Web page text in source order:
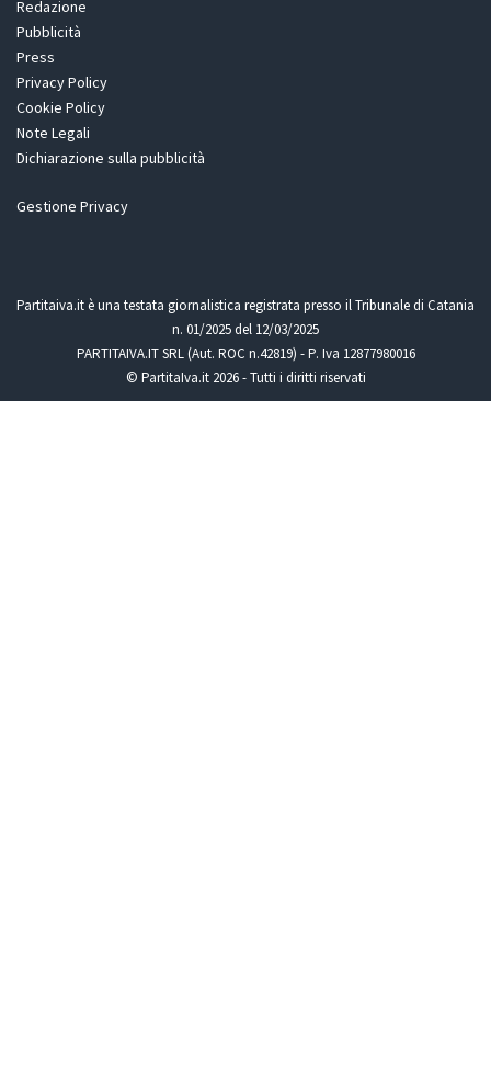
Redazione
Pubblicità
Press
Privacy Policy
Cookie Policy
Note Legali
Dichiarazione sulla pubblicità
Gestione Privacy
Partitaiva.it è una testata giornalistica registrata presso il Tribunale di Catania
n. 01/2025 del 12/03/2025
PARTITAIVA.IT SRL (Aut. ROC n.42819) - P. Iva 12877980016
© PartitaIva.it 2026 - Tutti i diritti riservati